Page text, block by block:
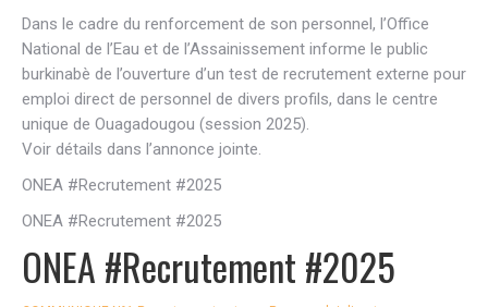
Dans le cadre du renforcement de son personnel, l’Office
National de l’Eau et de l’Assainissement informe le public
burkinabè de l’ouverture d’un test de recrutement externe pour
emploi direct de personnel de divers profils, dans le centre
unique de Ouagadougou (session 2025).
Voir détails dans l’annonce jointe.
ONEA #Recrutement #2025
ONEA #Recrutement #2025
ONEA #Recrutement #2025